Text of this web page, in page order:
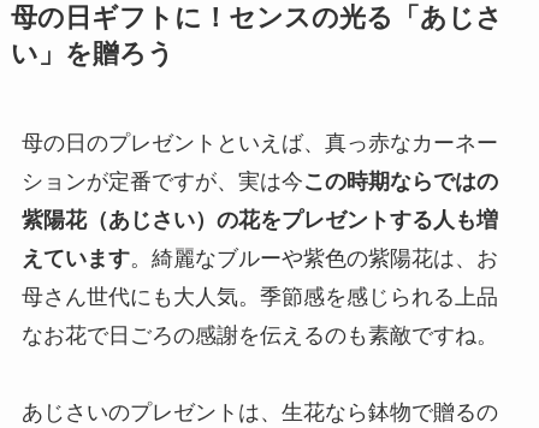
母の日ギフトに！センスの光る「あじさ
い」を贈ろう
母の日のプレゼントといえば、真っ赤なカーネー
ションが定番ですが、実は今この時期ならではの
紫陽花（あじさい）の花をプレゼントする人も増
えています。綺麗なブルーや紫色の紫陽花は、お
母さん世代にも大人気。季節感を感じられる上品
なお花で日ごろの感謝を伝えるのも素敵ですね。
あじさいのプレゼントは、生花なら鉢物で贈るの